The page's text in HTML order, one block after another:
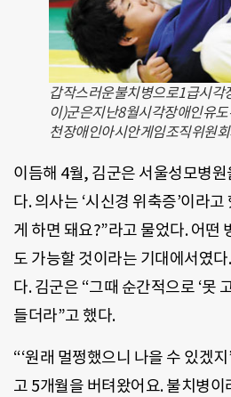
갑작스러운불치병으로1급시
이)군은지난8월시각장애인유
천장애인아시안게임조직위원
이듬해 4월, 김군은 서울성모병
다. 의사는 ‘시신경 위축증’이라
게 하면 돼요?”라고 물었다. 어떤
도 가능할 것이라는 기대에서였
다. 김군은 “그때 순간적으로 ‘못
들더라”고 했다.
“‘원래 멀쩡했으니 나을 수 있겠
고 5개월을 버텨왔어요. 불치병이